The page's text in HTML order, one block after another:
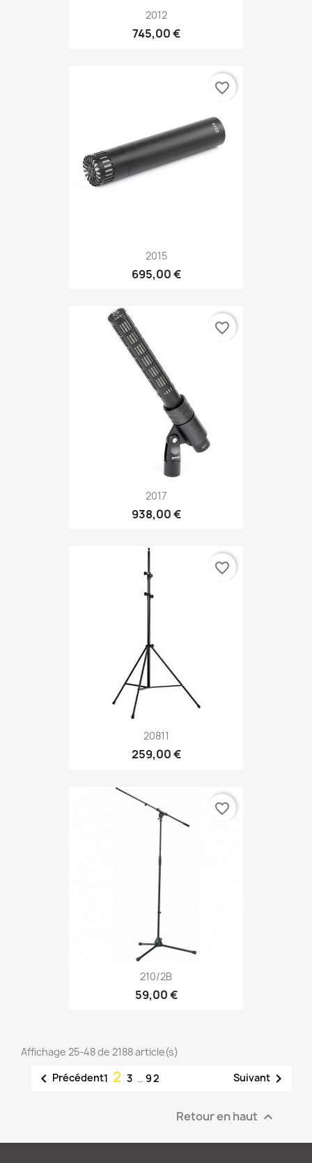
2012
745,00 €
2015
695,00 €
favorite_border
2017
938,00 €
favorite_border
20811
259,00 €
favorite_border
210/2B
59,00 €
favorite_border
Affichage 25-48 de 2188 article(s)
 Précédent1 2 3 … 92 Suivant 
Retour en haut 